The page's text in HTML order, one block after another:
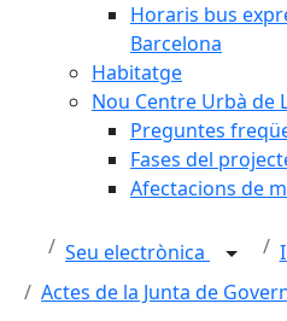
Horaris bus
Barcelona
Habitatge
Nou Centre Urbà de
Preguntes
Fases del
Afectacions de
Seu electrònica
Actes de la Junta de